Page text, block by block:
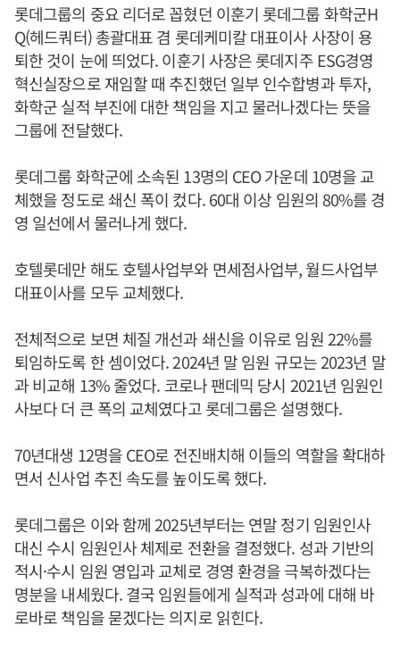
롯데그룹의 중요 리더로 꼽혔던 이훈기 롯데그룹 화학군H
Q(헤드쿼터) 총괄대표 겸 롯데케미칼 대표이사 사장이 용
퇴한 것이 눈에 띄었다. 이훈기 사장은 롯데지주 ESG경영
혁신실장으로 재임할 때 추진했던 일부 인수합병과 투자,
화학군 실적 부진에 대한 책임을 지고 물러나겠다는 뜻을
그룹에 전달했다.
롯데그룹 화학군에 소속된 13명의 CEO 가운데 10명을 교
체했을 정도로 쇄신 폭이 컸다. 60대 이상 임원의 80%를 경
영 일선에서 물러나게 했다.
호텔롯데만 해도 호텔사업부와 면세점사업부, 월드사업부
대표이사를 모두 교체했다.
전체적으로 보면 체질 개선과 쇄신을 이유로 임원 22%를
퇴임하도록 한 셈이었다. 2024년 말 임원 규모는 2023년 말
과 비교해 13% 줄었다. 코로나 팬데믹 당시 2021년 임원인
사보다 더 큰 폭의 교체였다고 롯데그룹은 설명했다.
70년대생 12명을 CEO로 전진배치해 이들의 역할을 확대하
면서 신사업 추진 속도를 높이도록 했다.
롯데그룹은 이와 함께 2025년부터는 연말 정기 임원인사
대신 수시 임원인사 체제로 전환을 결정했다. 성과 기반의
적시·수시 임원 영입과 교체로 경영 환경을 극복하겠다는
명분을 내세웠다. 결국 임원들에게 실적과 성과에 대해 바
로바로 책임을 묻겠다는 의지로 읽힌다.